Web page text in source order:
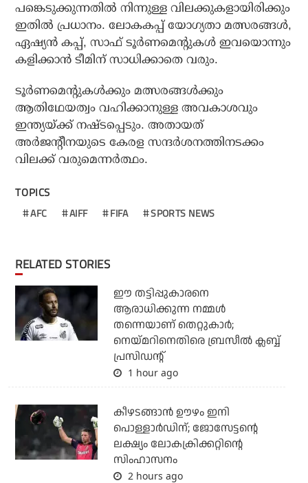
പങ്കെടുക്കുന്നതില്‍ നിന്നുള്ള വിലക്കുകളായിരിക്കും
ഇതില്‍ പ്രധാനം. ലോകകപ്പ് യോഗ്യതാ മത്സരങ്ങള്‍,
ഏഷ്യന്‍ കപ്പ്, സാഫ് ടൂര്‍ണമെന്റുകള്‍ ഇവയൊന്നും
കളിക്കാന്‍ ടീമിന് സാധിക്കാതെ വരും.
ടൂര്‍ണമെന്റുകള്‍ക്കും മത്സരങ്ങള്‍ക്കും
ആതിഥേയത്വം വഹിക്കാനുള്ള അവകാശവും
ഇന്ത്യയ്ക്ക് നഷ്ടപ്പെടും. അതായത്
അര്‍ജന്റീനയുടെ കേരള സന്ദര്‍ശനത്തിനടക്കം
വിലക്ക് വരുമെന്നര്‍ത്ഥം.
TOPICS
AFC AIFF FIFA SPORTS NEWS
RELATED STORIES
ഈ തട്ടിപ്പുകാരനെ
ആരാധിക്കുന്ന നമ്മള്‍
തന്നെയാണ് തെറ്റുകാര്‍;
നെയ്മറിനെതിരെ ബ്രസീല്‍ ക്ലബ്ബ്
പ്രസിഡന്റ്
1 hour ago
കീഴടങ്ങാന്‍ ഊഴം ഇനി
പൊള്ളാര്‍ഡിന്; ജോസേട്ടന്റെ
ലക്ഷ്യം ലോകക്രിക്കറ്റിന്റെ
സിംഹാസനം
2 hours ago